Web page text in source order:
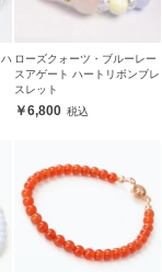
ローズクォーツ・ブルーレー
スアゲート ハートリボンブレ
スレット
6,800